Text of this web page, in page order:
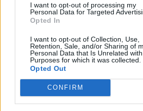
I want to opt-out of processing my
Personal Data for Targeted
Opted In
I want to opt-out of Collection, Use,
Retention, Sale, and/or Sharing of
Personal Data that Is Unrelated
Purposes for which it was collected.
Opted Out
CONFIRM
1.Vásárolj közvetlenül a
Termelőibiopiacról
ökológiai dobozrendszer
közösség által támogatott
lényegesen többet takarítasz
közvetlenül a gazdától